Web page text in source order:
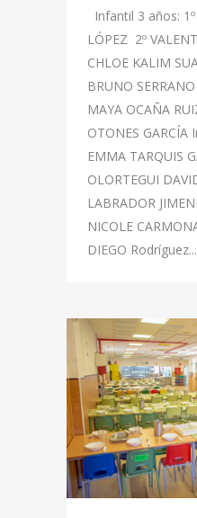
Infantil 3 años:
LÓPEZ 2º
CHLOE KALIM
BRUNO
MAYA OCAÑA
OTONES GARCÍA
EMMA TARQUIS
OLORTEGUI
LABRADOR
NICOLE
DIEGO Rodríguez...